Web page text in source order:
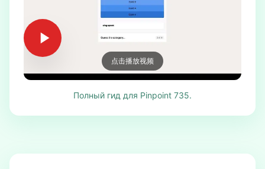
点击播放视频
Полный гид для Pinpoint 735.